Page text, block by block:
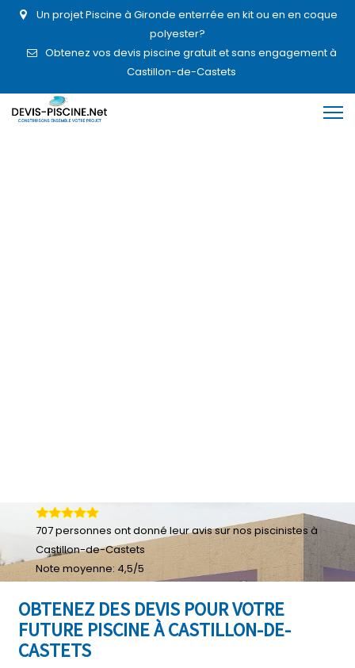
Un projet Piscine à Gironde enterrée en kit ou en en coque
polyester?
Obtenez vos devis piscine gratuit et sans engagement à
Castillon-de-Castets
OBTENEZ DES DEVIS POUR VOTRE
FUTURE PISCINE À CASTILLON-DE-
CASTETS
707personnes ont donné leuravis sur nos piscinistes à
Castillon-de-Castets
Note moyenne: 4,5/5